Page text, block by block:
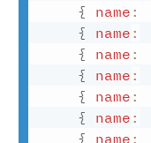
{
name :
{
name :
{
name :
{
name :
{
name :
{
name :
{
name :